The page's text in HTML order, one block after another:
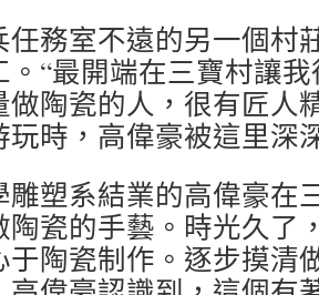
任務室不遠的另一個村
。“最開端在三寶村讓
陶瓷的人，很有匠人
玩時，高偉豪被這里深
雕塑系結業的高偉豪在
陶瓷的手藝。時光久了
于陶瓷制作。逐步摸清